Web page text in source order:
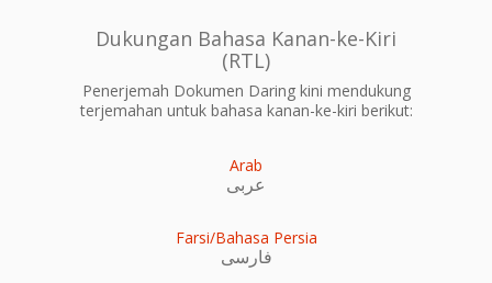
Dukungan Bahasa Kanan-ke-Kiri
(RTL)
Penerjemah Dokumen Daring kini mendukung
terjemahan untuk bahasa kanan-ke-kiri berikut:
Arab
عربى
Farsi/Bahasa Persia
فارسی